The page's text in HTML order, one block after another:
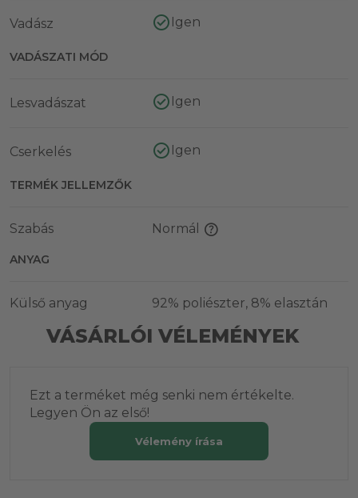
Vadász Igen
VADÁSZATI MÓD
Lesvadászat Igen
Cserkelés Igen
TERMÉK JELLEMZŐK
Szabás Normál
ANYAG
Külső anyag 92% poliészter, 8% elasztán
VÁSÁRLÓI VÉLEMÉNYEK
Ezt a terméket még senki nem értékelte.
Legyen Ön az első!
Vélemény írása